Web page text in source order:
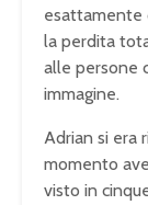
esattamente
la perdita
alle persone
immagine.
Adrian si era
momento
visto in